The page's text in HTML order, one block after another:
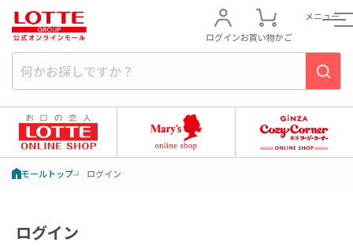
ログインお買い物かご
メニュー
モールトップ ログイン
ログイン